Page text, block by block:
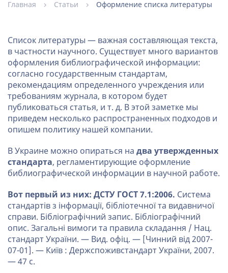
Главная Статьи Оформление списка литературы
Список литературы — важная составляющая текста,
в частности научного. Существует много вариантов
оформления библиографической информации:
согласно государственным стандартам,
рекомендациям определенного учреждения или
требованиям журнала, в котором будет
публиковаться статья, и т. д. В этой заметке мы
приведем несколько распространенных подходов и
опишем политику нашей компании.
В Украине можно опираться на два утвержденных
стандарта, регламентирующие оформление
библиографической информации в научной работе.
Вот первый из них: ДСТУ ГОСТ 7.1:2006. Система
стандартів з інформації, бібліотечної та видавничої
справи. Бібліографічний запис. Бібліографічний
опис. Загальні вимоги та правила складання / Нац.
стандарт України. — Вид. офіц. — [Чинний від 2007-
07-01]. — Київ : Держспоживстандарт України, 2007.
— 47 с.